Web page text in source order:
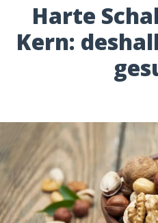
Harte
Kern: